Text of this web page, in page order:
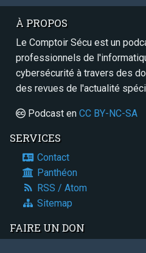
À PROPOS
Le Comptoir Sécu est un
professionnels de
cybersécurité à travers des
des revues de l'actualité
Podcast en CC BY-NC-SA
SERVICES
Contact
Panthéon
RSS / Atom
Sitemap
FAIRE UN DON